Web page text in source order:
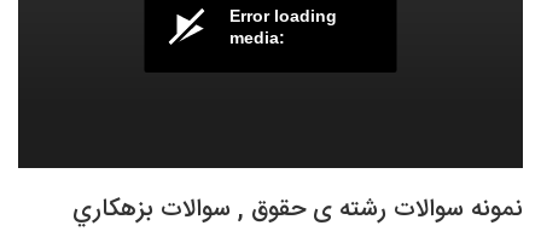
Error loading
media:
نمونه سوالات رشته ی حقوق , سوالات بزهكاري